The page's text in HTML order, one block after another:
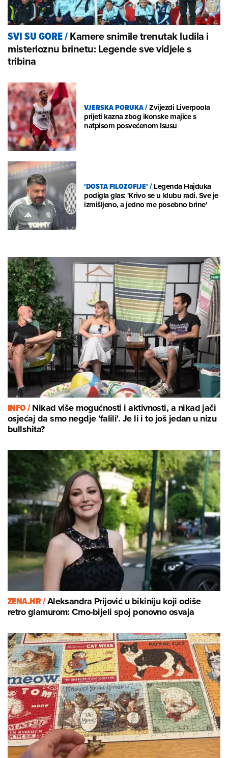
SVI SU GORE/Kamere snimile trenutak ludila i
misterioznu brinetu: Legende sve vidjele s
tribina
VJERSKA PORUKA/Zvijezdi Liverpoola
prijeti kazna zbog ikonske majice s
natpisom posvećenom Isusu
'DOSTA FILOZOFIJE'/Legenda Hajduka
podigla glas: 'Krivo se u klubu radi. Sve je
izmišljeno, a jedno me posebno brine'
INFO /Nikad više mogućnosti i aktivnosti, a nikad jači
osjećaj da smo negdje 'falili'. Je li i to još jedan u nizu
bullshita?
ZENA.HR /Aleksandra Prijović u bikiniju koji odiše
retro glamurom: Crno-bijeli spoj ponovno osvaja